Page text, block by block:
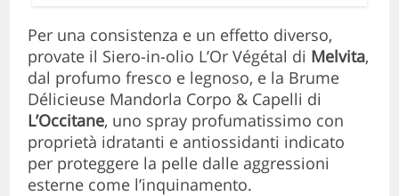
Per una consistenza e un effetto diverso,
provate il Siero-in-olio L’Or Végétal di Melvita,
dal profumo fresco e legnoso, e la Brume
Délicieuse Mandorla Corpo & Capelli di
L’Occitane, uno spray profumatissimo con
proprietà idratanti e antiossidanti indicato
per proteggere la pelle dalle aggressioni
esterne come l’inquinamento.